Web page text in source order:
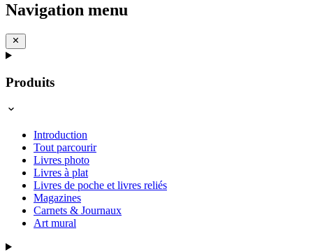
Navigation menu
Produits
Introduction
Tout parcourir
Livres photo
Livres à plat
Livres de poche et livres reliés
Magazines
Carnets & Journaux
Art mural